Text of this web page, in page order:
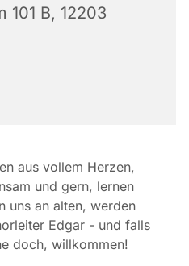
101 B, 12203
aus vollem Herzen,
und gern, lernen
uns an alten, werden
Edgar - und falls
doch, willkommen!